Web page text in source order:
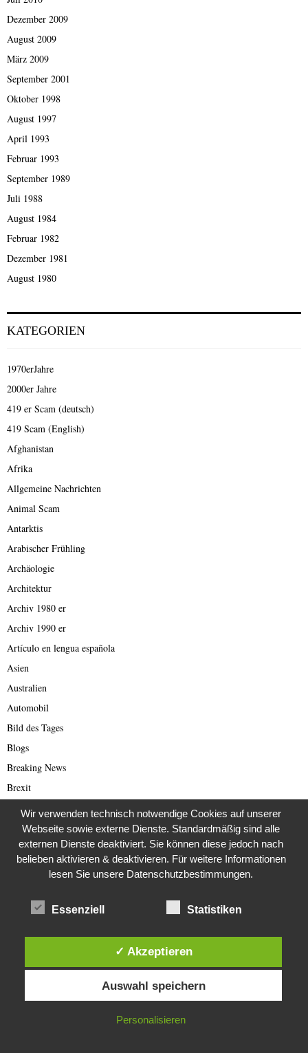
Dezember 2009
August 2009
März 2009
September 2001
Oktober 1998
August 1997
April 1993
Februar 1993
September 1989
Juli 1988
August 1984
Februar 1982
Dezember 1981
August 1980
KATEGORIEN
1970erJahre
2000er Jahre
419 er Scam (deutsch)
419 Scam (English)
Afghanistan
Afrika
Allgemeine Nachrichten
Animal Scam
Antarktis
Arabischer Frühling
Archäologie
Architektur
Archiv 1980 er
Archiv 1990 er
Artículo en lengua española
Asien
Australien
Automobil
Bild des Tages
Blogs
Breaking News
Brexit
Bücher
Bundestagswahl 2021
Business
Business & Wirtschaft
Cold Case
Diese Website verwendet Cookies. Durch die weitere Nutzung dieser
Website stimmst du der Verwendung von Cookies zu.
IN ORDNUNG
Wir verwenden technisch notwendige Cookies auf unserer
Webseite sowie externe Dienste. Standardmäßig sind alle
externen Dienste deaktiviert. Sie können diese jedoch nach
belieben aktivieren & deaktivieren. Für weitere Informationen
lesen Sie unsere Datenschutzbestimmungen.
Essenziell Statistiken
✓ Akzeptieren
Auswahl speichern
Personalisieren